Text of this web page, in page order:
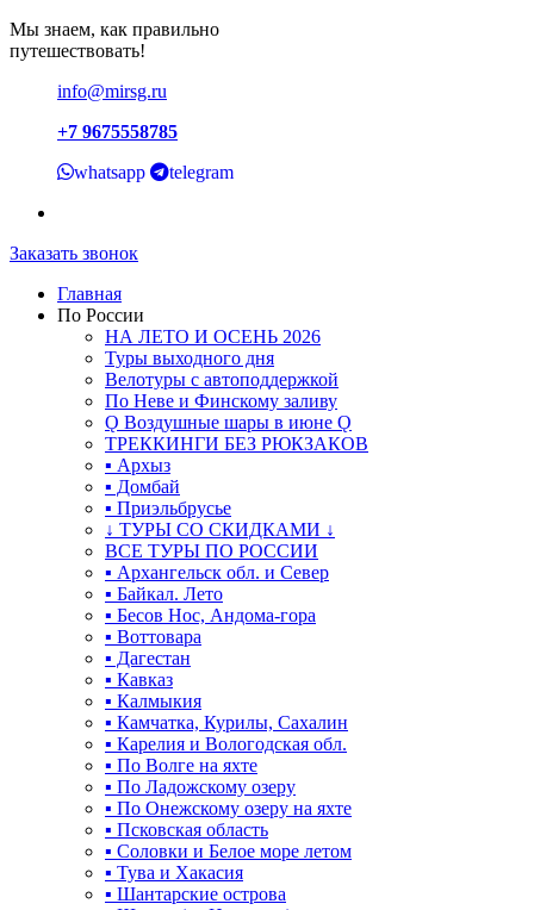
Мы знаем, как правильно
путешествовать!
info@mirsg.ru
+7 9675558785
whatsapp telegram
Заказать звонок
Главная
По России
НА ЛЕТО И ОСЕНЬ 2026
Туры выходного дня
Велотуры с автоподдержкой
По Неве и Финскому заливу
Ǫ Воздушные шары в июне Ǫ
ТРЕККИНГИ БЕЗ РЮКЗАКОВ
▪ Архыз
▪ Домбай
▪ Приэльбрусье
↓ ТУРЫ СО СКИДКАМИ ↓
ВСЕ ТУРЫ ПО РОССИИ
▪ Архангельск обл. и Север
▪ Байкал. Лето
▪ Бесов Нос, Андома-гора
▪ Воттовара
▪ Дагестан
▪ Кавказ
▪ Калмыкия
▪ Камчатка, Курилы, Сахалин
▪ Карелия и Вологодская обл.
▪ По Волге на яхте
▪ По Ладожскому озеру
▪ По Онежскому озеру на яхте
▪ Псковская область
▪ Соловки и Белое море летом
▪ Тува и Хакасия
▪ Шантарские острова